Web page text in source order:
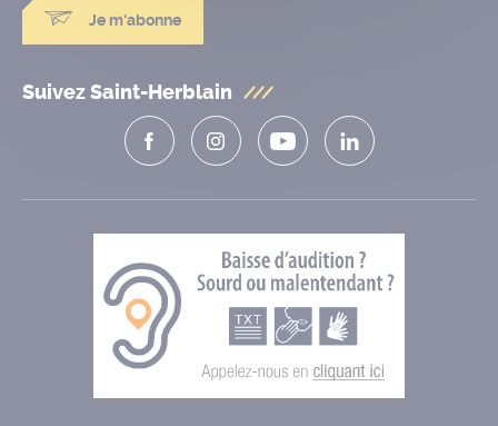
Je m'abonne
Suivez Saint-Herblain